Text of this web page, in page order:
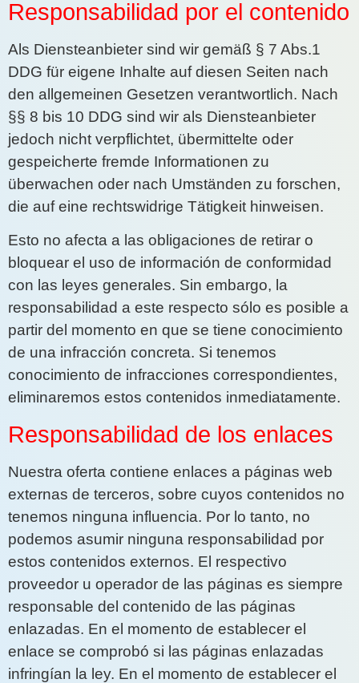
Responsabilidad por el contenido
Als Diensteanbieter sind wir gemäß § 7 Abs.1
DDG für eigene Inhalte auf diesen Seiten nach
den allgemeinen Gesetzen verantwortlich. Nach
§§ 8 bis 10 DDG sind wir als Diensteanbieter
jedoch nicht verpflichtet, übermittelte oder
gespeicherte fremde Informationen zu
überwachen oder nach Umständen zu forschen,
die auf eine rechtswidrige Tätigkeit hinweisen.
Esto no afecta a las obligaciones de retirar o
bloquear el uso de información de conformidad
con las leyes generales. Sin embargo, la
responsabilidad a este respecto sólo es posible a
partir del momento en que se tiene conocimiento
de una infracción concreta. Si tenemos
conocimiento de infracciones correspondientes,
eliminaremos estos contenidos inmediatamente.
Responsabilidad de los enlaces
Nuestra oferta contiene enlaces a páginas web
externas de terceros, sobre cuyos contenidos no
tenemos ninguna influencia. Por lo tanto, no
podemos asumir ninguna responsabilidad por
estos contenidos externos. El respectivo
proveedor u operador de las páginas es siempre
responsable del contenido de las páginas
enlazadas. En el momento de establecer el
enlace se comprobó si las páginas enlazadas
infringían la ley. En el momento de establecer el